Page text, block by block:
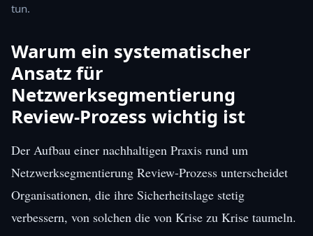
tun.
Warum ein systematischer
Ansatz für
Netzwerksegmentierung
Review-Prozess wichtig ist
Der Aufbau einer nachhaltigen Praxis rund um
Netzwerksegmentierung Review-Prozess unterscheidet
Organisationen, die ihre Sicherheitslage stetig
verbessern, von solchen die von Krise zu Krise taumeln.